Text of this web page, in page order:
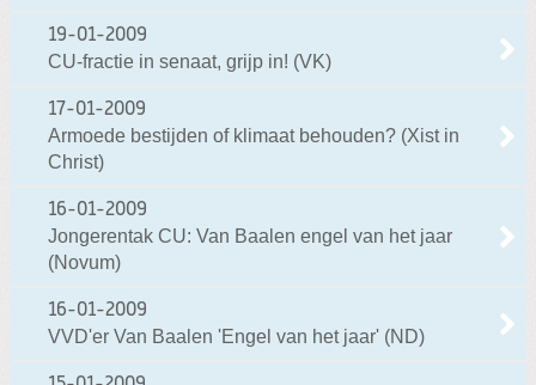
19-01-2009
CU-fractie in senaat, grijp in! (VK)
17-01-2009
Armoede bestijden of klimaat behouden? (Xist in
Christ)
16-01-2009
Jongerentak CU: Van Baalen engel van het jaar
(Novum)
16-01-2009
VVD'er Van Baalen 'Engel van het jaar' (ND)